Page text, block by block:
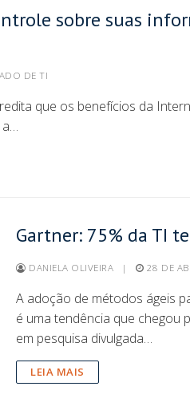
sobre suas
DE TI
que os benefícios da
a…
Gartner: 75% da TI
DANIELA OLIVEIRA | 28 DE
A adoção de métodos ágeis
é uma tendência que chegou
em pesquisa divulgada…
LEIA MAIS